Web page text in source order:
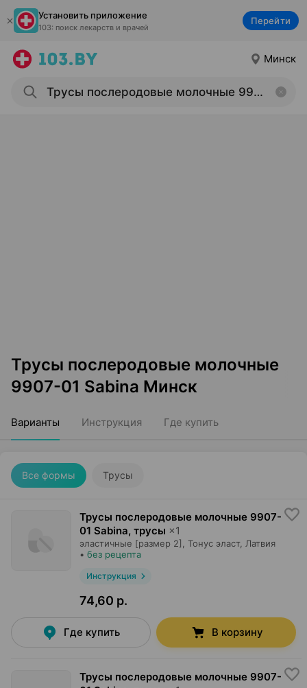
Установить приложение
103: поиск лекарств и врачей
Перейти
Минск
Трусы послеродовые молочные
9907-01 Sabina Минск
Варианты Инструкция Где купить
Все формы Трусы
Трусы послеродовые молочные 9907-
01 Sabina, трусы ×1
эластичные [размер 2], Тонус эласт, Латвия
• без рецепта
Инструкция
74,60 р.
Где купить В корзину
Трусы послеродовые молочные 9907-